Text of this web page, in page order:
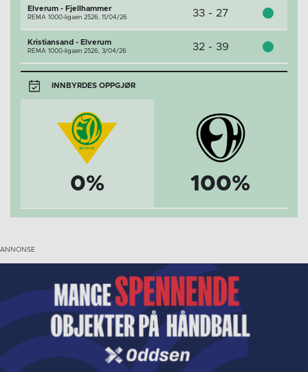
Elverum - Fjellhammer
REMA 1000-ligaen 2526, 11/04/26 33 - 27
Kristiansand - Elverum
REMA 1000-ligaen 2526, 3/04/26 32 - 39
INNBYRDES OPPGJØR
0% 100%